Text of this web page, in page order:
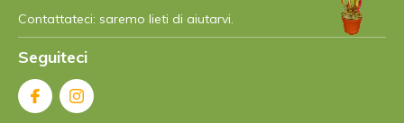
Contattateci: saremo lieti di aiutarvi.
Seguiteci